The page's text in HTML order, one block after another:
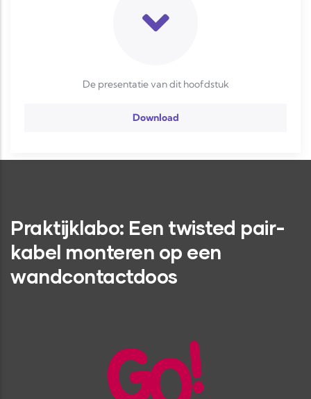
De presentatie van dit hoofdstuk
Download
Praktijklabo: Een twisted pair-
kabel monteren op een
wandcontactdoos